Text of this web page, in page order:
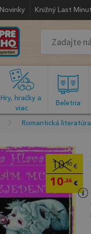
Novinky Knižný Last
Hry, hračky a
viac
Beletria
Romantická literatúra
10,90 €
10,36 €